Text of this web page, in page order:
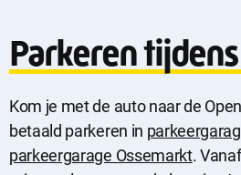
Parkeren
Kom je met de auto naar de
betaald parkeren in
parkeergarage Ossemarkt.